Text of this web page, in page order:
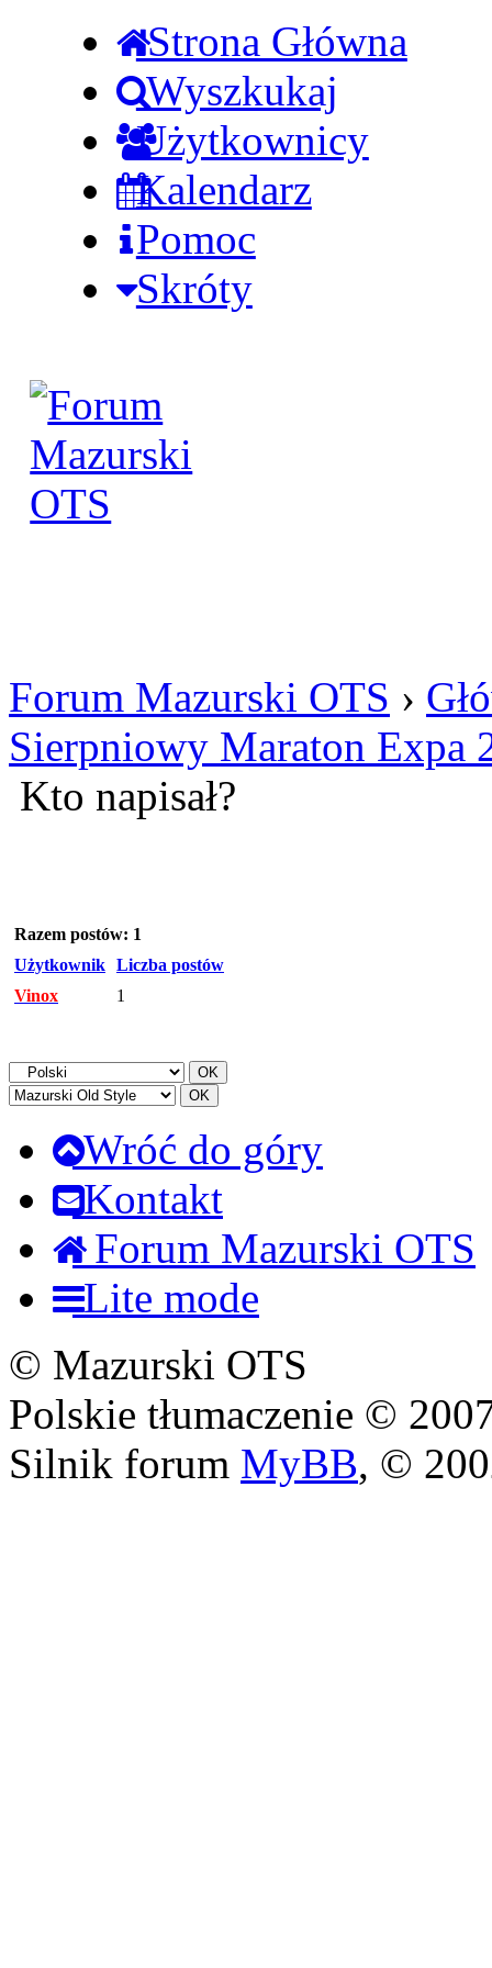
Strona Główna
Wyszkukaj
Użytkownicy
Kalendarz
Pomoc
Skróty
Forum Mazurski OTS ›
Sierpniowy Maraton Expa
Kto napisał?
Razem postów: 1
Użytkownik Liczba postów
Vinox
1
Wróć do góry
Kontakt
Forum Mazurski OTS
Lite mode
© Mazurski OTS
Polskie tłumaczenie ©
Silnik forum MyBB, ©